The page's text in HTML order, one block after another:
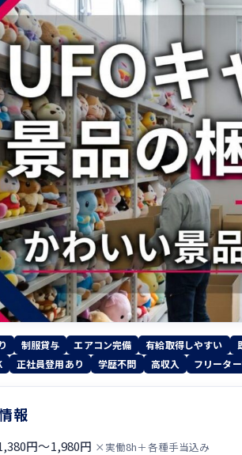
制服貸与 エアコン完備 有給取得しやすい
正社員登用あり 学歴不問 高収入 フリータ
報
円〜1,980円 ×実働8h＋各種手当込み